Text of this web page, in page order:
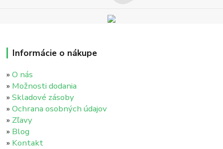
Informácie o nákupe
»O nás
» Možnosti dodania
»Skladové zásoby
»Ochrana osobných údajov
» Zľavy
» Blog
» Kontakt